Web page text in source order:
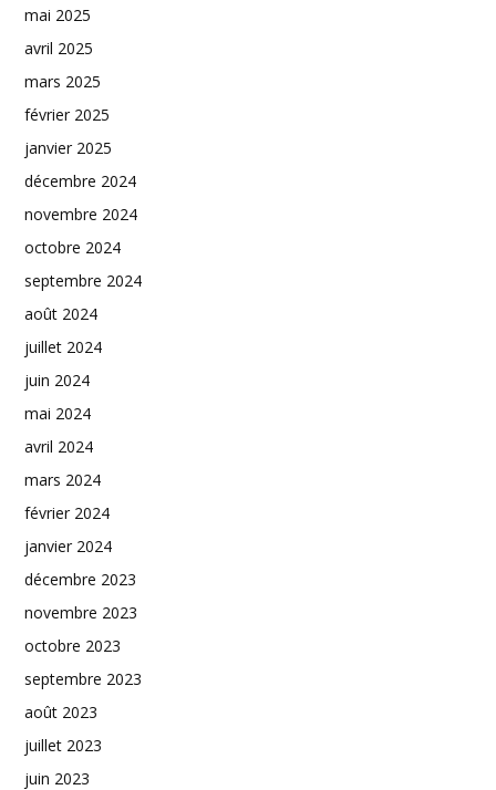
mai 2025
avril 2025
mars 2025
février 2025
janvier 2025
décembre 2024
novembre 2024
octobre 2024
septembre 2024
août 2024
juillet 2024
juin 2024
mai 2024
avril 2024
mars 2024
février 2024
janvier 2024
décembre 2023
novembre 2023
octobre 2023
septembre 2023
août 2023
juillet 2023
juin 2023